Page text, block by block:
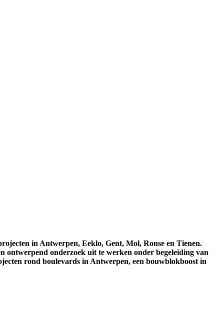
in Antwerpen, Eeklo, Gent, Mol, Ronse en Tienen.
ontwerpend onderzoek uit te werken onder begeleiding van
en rond boulevards in Antwerpen, een bouwblokboost in